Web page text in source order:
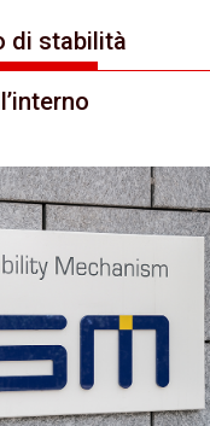
di stabilità